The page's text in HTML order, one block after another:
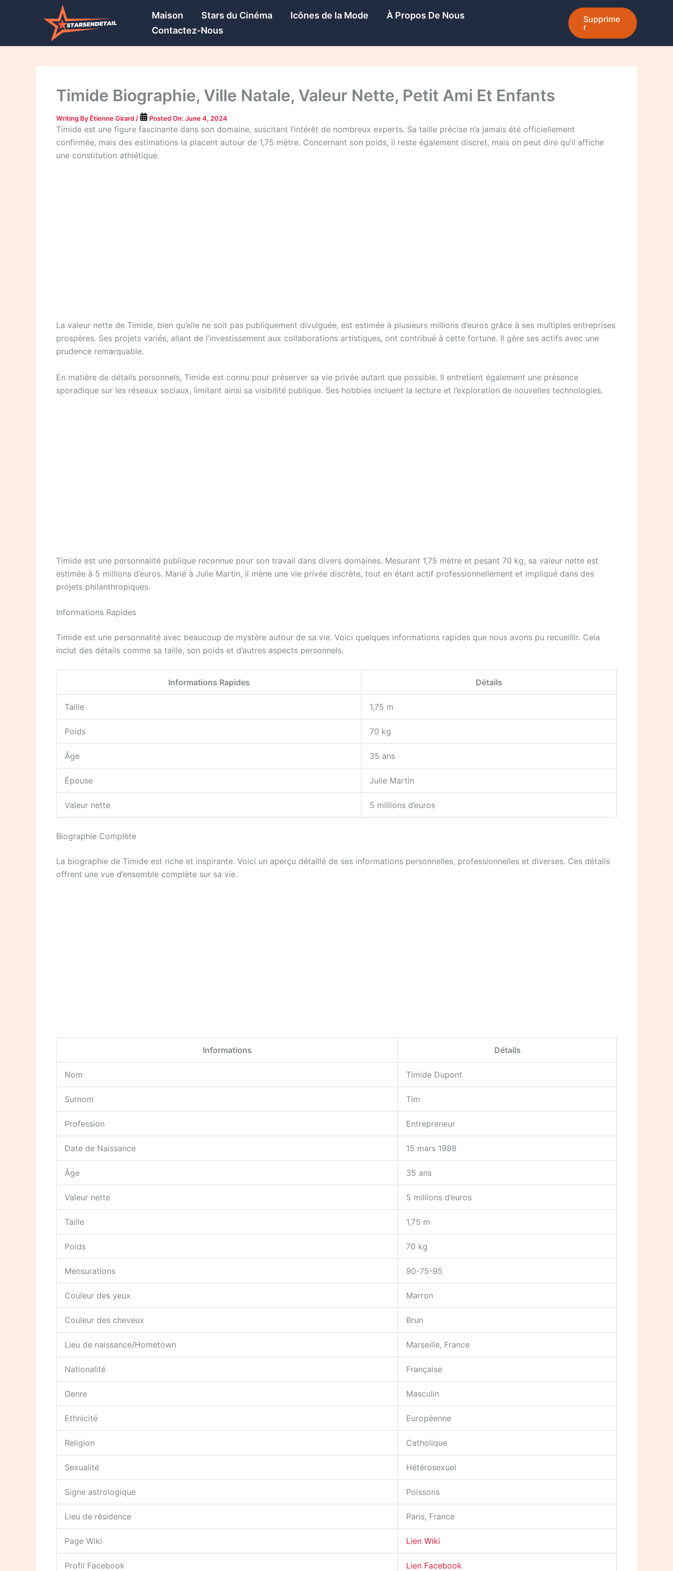
Maison Stars du Cinéma Icônes de la Mode
À Propos De Nous
Contactez-Nous
Supprime
r
Timide Biographie, Ville Natale, Valeur Nette, Petit Ami Et Enfants
Writing By Étienne Girard / Posted On: June 4, 2024
Timide est une figure fascinante dans son domaine, suscitant l’intérêt de nombreux experts. Sa taille précise n’a jamais été officiellement
confirmée, mais des estimations la placent autour de 1,75 mètre. Concernant son poids, il reste également discret, mais on peut dire qu’il affiche
une constitution athlétique.
La valeur nette de Timide, bien qu’elle ne soit pas publiquement divulguée, est estimée à plusieurs millions d’euros grâce à ses multiples entreprises
prospères. Ses projets variés, allant de l’investissement aux collaborations artistiques, ont contribué à cette fortune. Il gère ses actifs avec une
prudence remarquable.
En matière de détails personnels, Timide est connu pour préserver sa vie privée autant que possible. Il entretient également une présence
sporadique sur les réseaux sociaux, limitant ainsi sa visibilité publique. Ses hobbies incluent la lecture et l’exploration de nouvelles technologies.
Timide est une personnalité publique reconnue pour son travail dans divers domaines. Mesurant 1,75 mètre et pesant 70 kg, sa valeur nette est
estimée à 5 millions d’euros. Marié à Julie Martin, il mène une vie privée discrète, tout en étant actif professionnellement et impliqué dans des
projets philanthropiques.
Informations Rapides
Timide est une personnalité avec beaucoup de mystère autour de sa vie. Voici quelques informations rapides que nous avons pu recueillir. Cela
inclut des détails comme sa taille, son poids et d’autres aspects personnels.
Informations Rapides Détails
Taille 1,75 m
Poids 70 kg
Âge 35 ans
Épouse Julie Martin
Valeur nette 5 millions d’euros
Biographie Complète
La biographie de Timide est riche et inspirante. Voici un aperçu détaillé de ses informations personnelles, professionnelles et diverses. Ces détails
offrent une vue d’ensemble complète sur sa vie.
Informations Détails
Nom Timide Dupont
Surnom Tim
Profession Entrepreneur
Date de Naissance 15 mars 1988
Âge 35 ans
Valeur nette 5 millions d’euros
Taille 1,75 m
Poids 70 kg
Mensurations 90-75-95
Couleur des yeux Marron
Couleur des cheveux Brun
Lieu de naissance/Hometown Marseille, France
Nationalité Française
Genre Masculin
Ethnicité Européenne
Religion Catholique
Sexualité Hétérosexuel
Signe astrologique Poissons
Lieu de résidence Paris, France
Page Wiki Lien Wiki
Profil Facebook Lien Facebook